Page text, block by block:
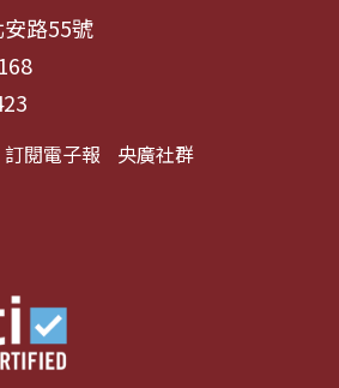
路55號
訂閱電子報 央廣社群